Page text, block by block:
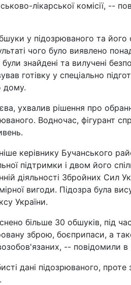
лікарської комісії, --
у підозрюваного та його
чого було виявлено
знайдені та вилучені
готівку у спеціально
дому.
ухвалив рішення про
Водночас, фігурант
керівнику Бучанського
підтримки і двом його
діяльності Збройних Сил
вигоди. Підозра була
України.
більше 30 обшуків, під
зброю, боєприпаси, а
-- повідомили в
дані підозрюваного, проте